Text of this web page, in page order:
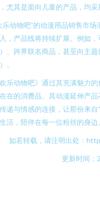
尤其是面向儿童的产品，均采
乐动物吧”的动漫用品销售市
，产品线将持续扩展。例如
、跨界联名商品，甚至向主
。
乐动物吧》通过其充满魅力
在的消费品。其动漫延伸产
递与情感的连接，让那份来
活，陪伴在每一位粉丝的身边
如若转载，请注明出处：
更新时间：